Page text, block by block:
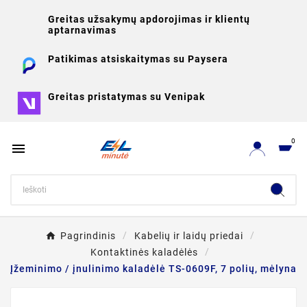
Greitas užsakymų apdorojimas ir klientų
aptarnavimas
Patikimas atsiskaitymas su Paysera
Greitas pristatymas su Venipak
 0
Pagrindinis
Kabelių ir laidų priedai
Kontaktinės kaladėlės
Įžeminimo / įnulinimo kaladėlė TS-0609F, 7 polių, mėlyna